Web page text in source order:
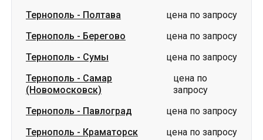
Тернополь - Полтава
цена по запросу
Тернополь - Берегово
цена по запросу
Тернополь - Сумы
цена по запросу
Тернополь - Самар
(Новомосковск)
цена по
запросу
Тернополь - Павлоград
цена по запросу
Тернополь - Краматорск цена по запросу